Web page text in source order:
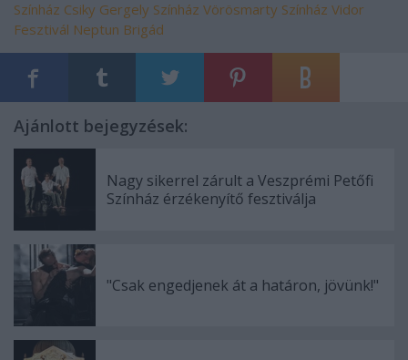
Színház Csiky Gergely Színház Vörösmarty Színház Vidor
Fesztivál Neptun Brigád
Ajánlott bejegyzések:
Nagy sikerrel zárult a Veszprémi Petőfi
Színház érzékenyítő fesztiválja
"Csak engedjenek át a határon, jövünk!"